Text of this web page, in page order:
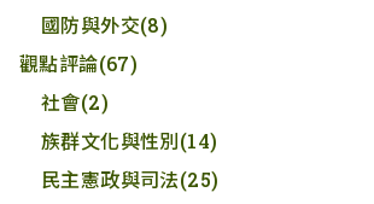
國防與外交(8)
觀點評論(67)
社會(2)
族群文化與性別(14)
民主憲政與司法(25)